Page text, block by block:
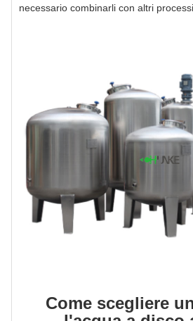
necessario combinarli con altri
Come scegliere